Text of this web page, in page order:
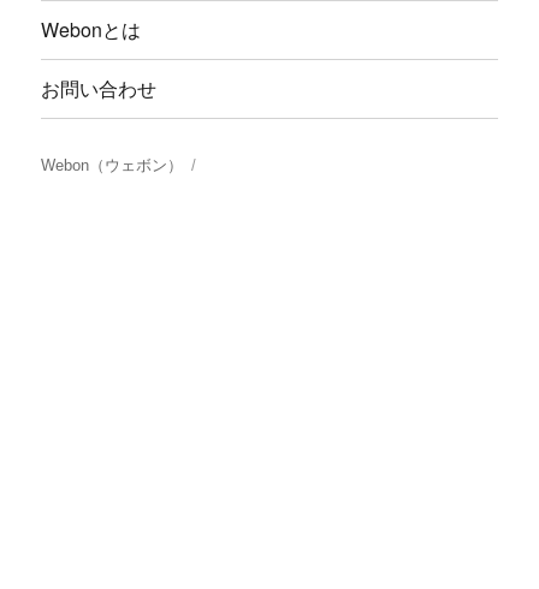
Webonとは
お問い合わせ
Webon（ウェボン）